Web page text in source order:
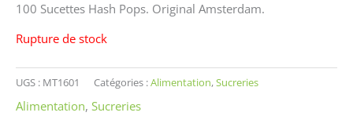
100 Sucettes Hash Pops. Original Amsterdam.
Rupture de stock
UGS : MT1601 Catégories :Alimentation,Sucreries
Alimentation, Sucreries